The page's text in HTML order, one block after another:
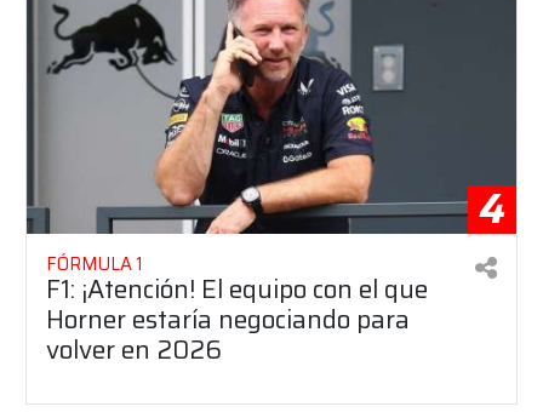
4
FÓRMULA 1
F1: ¡Atención! El equipo con el que
Horner estaría negociando para
volver en 2026